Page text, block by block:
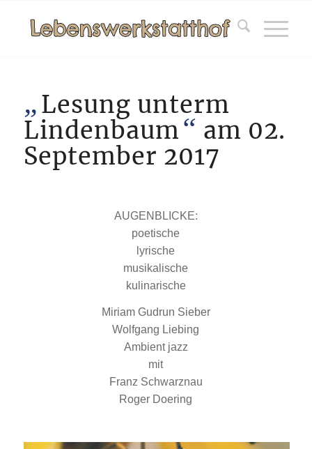
„Lesung unterm
Lindenbaum“ am 02.
September 2017
AUGENBLICKE:
poetische
lyrische
musikalische
kulinarische
Miriam Gudrun Sieber
Wolfgang Liebing
Ambient jazz
mit
Franz Schwarznau
Roger Doering